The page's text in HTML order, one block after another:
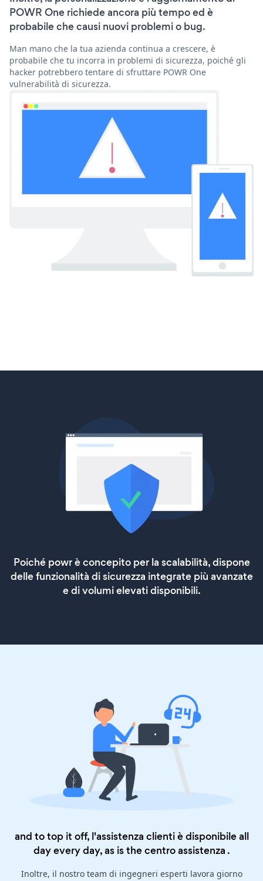
POWR One richiede ancora più tempo ed è
probabile che causi nuovi problemi o bug.
Man mano che la tua azienda continua a crescere, è
probabile che tu incorra in problemi di sicurezza, poiché gli
hacker potrebbero tentare di sfruttare POWR One
vulnerabilità di sicurezza.
Poiché powr è concepito per la scalabilità, dispone
delle funzionalità di sicurezza integrate più avanzate
e di volumi elevati disponibili.
and to top it off, l'assistenza clienti è disponibile all
day every day, as is thecentro assistenza .
Inoltre, il nostro team di ingegneri esperti lavora giorno